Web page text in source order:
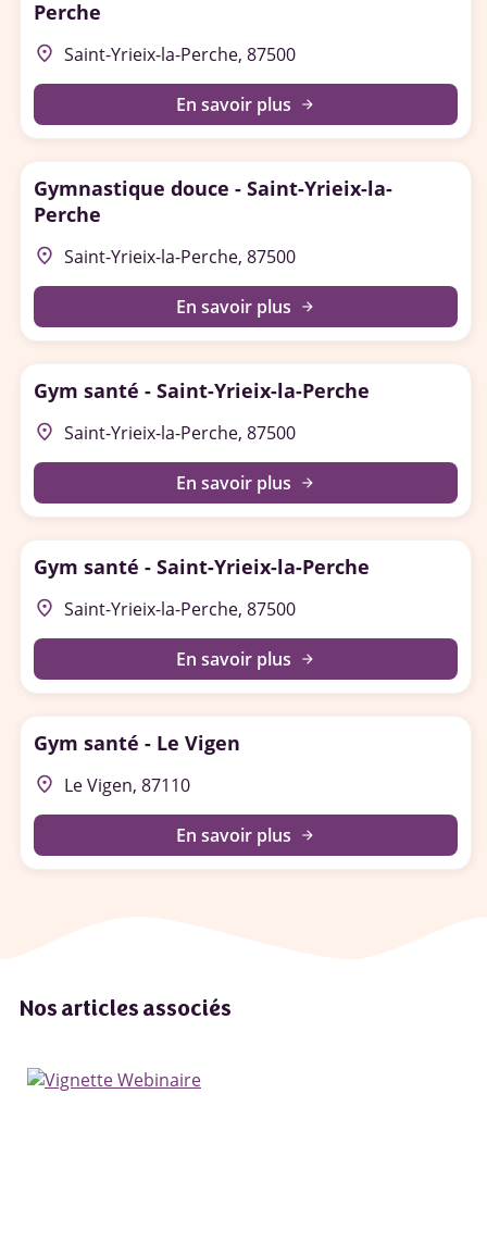
Perche
place Saint-Yrieix-la-Perche, 87500
En savoir plus arrow_forward
Gymnastique douce - Saint-Yrieix-la-
Perche
place Saint-Yrieix-la-Perche, 87500
En savoir plus arrow_forward
Gym santé - Saint-Yrieix-la-Perche
place Saint-Yrieix-la-Perche, 87500
En savoir plus arrow_forward
Gym santé - Saint-Yrieix-la-Perche
place Saint-Yrieix-la-Perche, 87500
En savoir plus arrow_forward
Gym santé - Le Vigen
place Le Vigen, 87110
En savoir plus arrow_forward
Nos articles associés